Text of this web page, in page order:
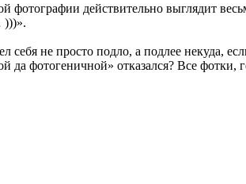
фотографии действительно выглядит
)))».
не просто подло, а подлее некуда,
фотогеничной» отказался? Все фотки,